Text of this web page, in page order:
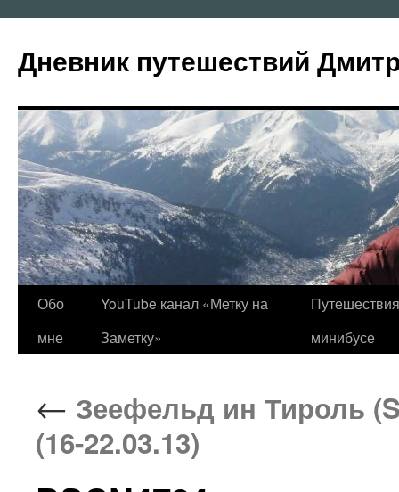
содержимому
Дневник путешествий
Обо
мне
YouTube канал «Метку на
Заметку»
минибусе
← Зеефельд ин Тироль
(16-22.03.13)